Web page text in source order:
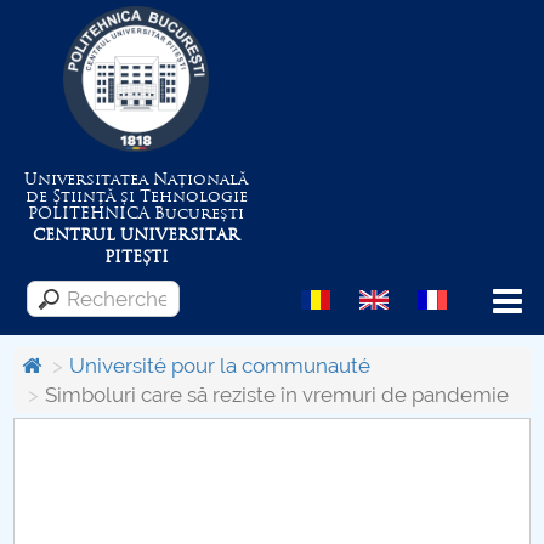
Universitatea Națională
de Știință și Tehnologie
POLITEHNICABucurești
CENTRUL UNIVERSITAR
PITEȘTI
Menu
Despre Universitate
Université pour la communauté
Simboluri care să reziste ȋn vremuri de pandemie